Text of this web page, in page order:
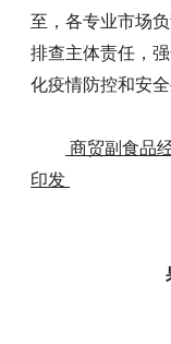
至，各专业市场
排查主体责任，
化疫情防控和安
商贸副食
印发
（共